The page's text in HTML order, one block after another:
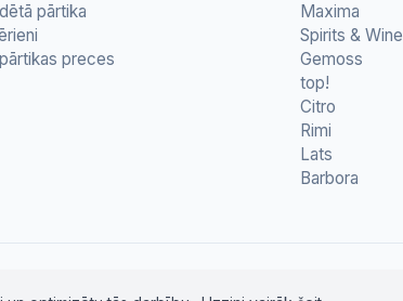
pārtika
preces
Maxima
Spirits & Wine
Gemoss
top!
Citro
Rimi
Lats
Barbora